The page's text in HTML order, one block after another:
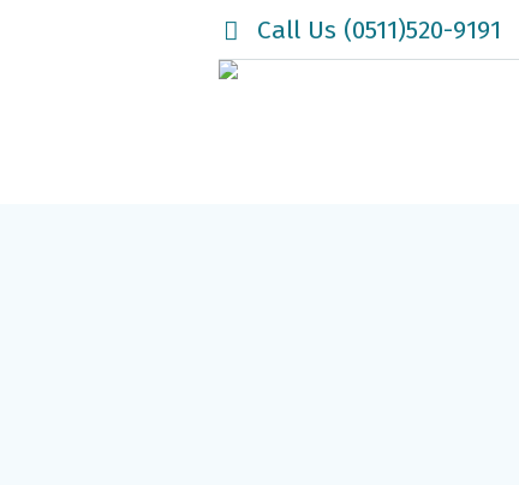
Call Us (0511)520-9191